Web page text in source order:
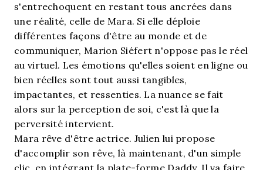
s'entrechoquent en restant tous ancrées dans
une réalité, celle de Mara. Si elle déploie
différentes façons d'être au monde et de
communiquer, Marion Siéfert n'oppose pas le réel
au virtuel. Les émotions qu'elles soient en ligne ou
bien réelles sont tout aussi tangibles,
impactantes, et ressenties. La nuance se fait
alors sur la perception de soi, c'est là que la
perversité intervient.
Mara rêve d'être actrice. Julien lui propose
d'accomplir son rêve, là maintenant, d'un simple
clic, en intégrant la plate-forme Daddy. Il va faire